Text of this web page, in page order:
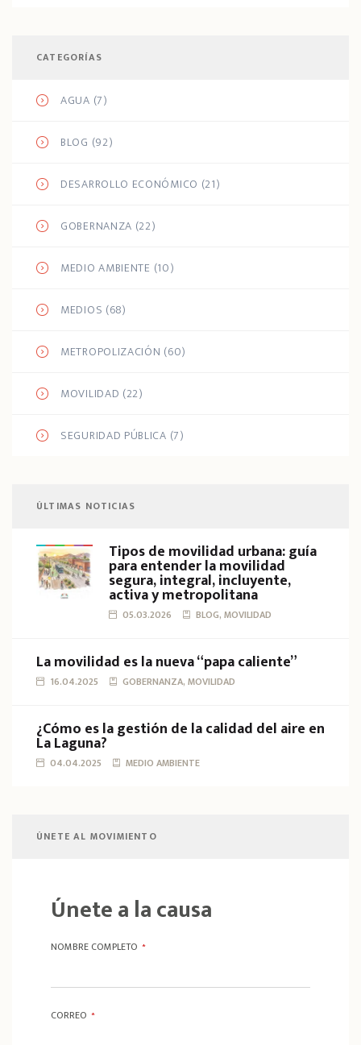
CATEGORÍAS
AGUA (7)
BLOG (92)
DESARROLLO ECONÓMICO (21)
GOBERNANZA (22)
MEDIO AMBIENTE (10)
MEDIOS (68)
METROPOLIZACIÓN (60)
MOVILIDAD (22)
SEGURIDAD PÚBLICA (7)
ÚLTIMAS NOTICIAS
Tipos de movilidad urbana: guía
para entender la movilidad
segura, integral, incluyente,
activa y metropolitana
05.03.2026 BLOG, MOVILIDAD
La movilidad es la nueva “papa caliente”
16.04.2025 GOBERNANZA, MOVILIDAD
¿Cómo es la gestión de la calidad del aire en
La Laguna?
04.04.2025 MEDIO AMBIENTE
ÚNETE AL MOVIMIENTO
Únete a la causa
NOMBRE COMPLETO *
CORREO *